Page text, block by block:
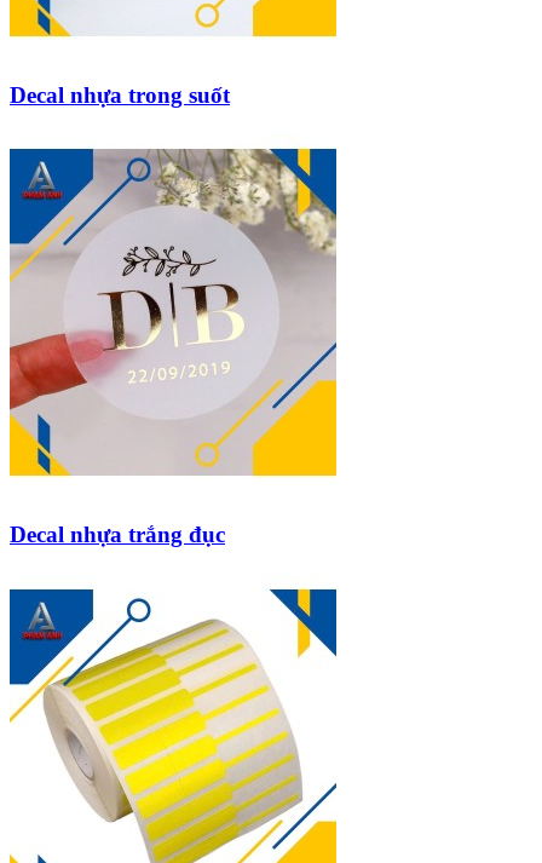
Decal nhựa trong suốt
Decal nhựa trắng đục